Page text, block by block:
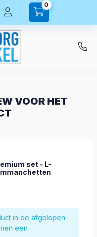
0
VOOR HET
set - L-
in de afgelopen
een